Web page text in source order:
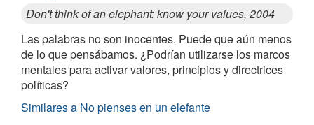
Don't think of an elephant: know your values, 2004
Las palabras no son inocentes. Puede que aún menos
de lo que pensábamos. ¿Podrían utilizarse los marcos
mentales para activar valores, principios y directrices
políticas?
Similares a No pienses en un elefante